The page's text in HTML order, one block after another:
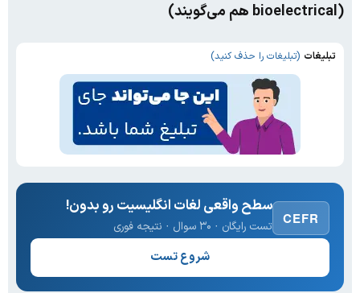
(bioelectrical هم می‌گویند)
تبلیغات (تبلیغات را حذف کنید)
CEFR
سطح واقعی لغات انگلیسیت رو بدون!
تست رایگان · ۳۰ سوال · نتیجه فوری
شروع تست